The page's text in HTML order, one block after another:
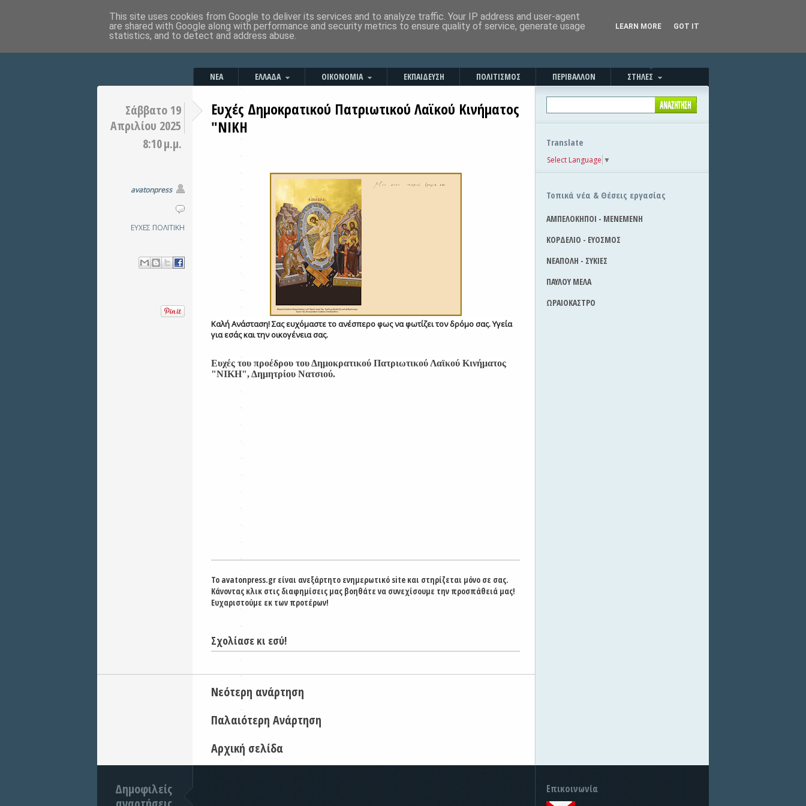
ΝΕΑ ΕΛΛΑΔΑ ΟΙΚΟΝΟΜΙΑ ΕΚΠΑΙΔΕΥΣΗ ΠΟΛΙΤΙΣΜΟΣ ΠΕΡΙΒΑΛΛΟΝ ΣΤΗΛΕΣ
Σάββατο 19
Απριλίου 2025
8:10 μ.μ.
avatonpress
ΕΥΧΕΣ ΠΟΛΙΤΙΚΗ
Ευχές Δημοκρατικού Πατριωτικού Λαϊκού Κινήματος
"ΝΙΚΗ
Καλή Ανάσταση! Σας ευχόμαστε το ανέσπερο φως να φωτίζει τον δρόμο σας. Υγεία
για εσάς και την οικογένεια σας.
Ευχές του προέδρου του Δημοκρατικού Πατριωτικού Λαϊκού Κινήματος
"ΝΙΚΗ", Δημητρίου Νατσιού.
Το avatonpress.gr είναι ανεξάρτητο ενημερωτικό site και στηρίζεται μόνο σε σας.
Κάνοντας κλικ στις διαφημίσεις μας βοηθάτε να συνεχίσουμε την προσπάθειά μας!
Ευχαριστούμε εκ των προτέρων!
Σχολίασε κι εσύ!
Νεότερη ανάρτηση
Παλαιότερη Ανάρτηση
Αρχική σελίδα
Translate
Select Language ▼
Τοπικά νέα & Θέσεις εργασίας
ΑΜΠΕΛΟΚΗΠΟΙ - ΜΕΝΕΜΕΝΗ
ΚΟΡΔΕΛΙΟ - ΕΥΟΣΜΟΣ
ΝΕΑΠΟΛΗ - ΣΥΚΙΕΣ
ΠΑΥΛΟΥ ΜΕΛΑ
ΩΡΑΙΟΚΑΣΤΡΟ
Δημοφιλείς
Επικοινωνία
This site uses cookies from Google to deliver its services and to analyze traffic. Your IP address and user-agent
are shared with Google along with performance and security metrics to ensure quality of service, generate usage
statistics, and to detect and address abuse.
LEARN MORE GOT IT